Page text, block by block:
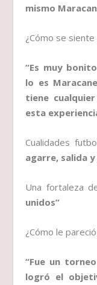
mismo
¿Cómo se siente
“Es muy
lo es
tiene
esta
Cualidades
agarre, salida
Una fortaleza
unidos”
¿Cómo le
“Fue un
logró el